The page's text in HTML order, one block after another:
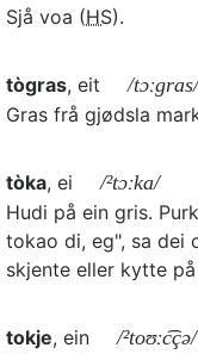
Sjå voa (HS).
tògras, eit
/tɔːgras/
Gras frå gjødsla
tòka, ei
/²tɔːka/
Hudi på ein gris.
tokao di, eg", sa dei
skjente eller kytte
tokje, ein /²toʊːc͡çə/